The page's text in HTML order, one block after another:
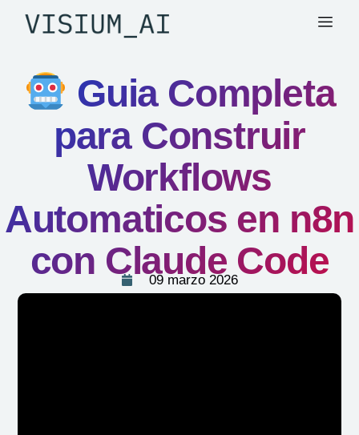
Guia Completa
para Construir
Workflows
Automaticos en n8n
con Claude Code
09 marzo 2026